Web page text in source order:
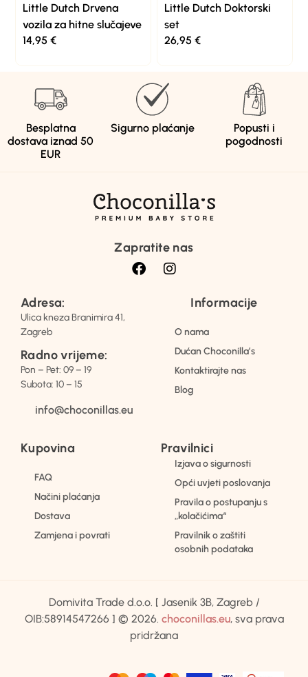
Little Dutch Drvena
vozila za hitne slučajeve
14,95€
Little Dutch Doktorski
set
26,95 €
Besplatna
dostava iznad 50
EUR
Sigurno plaćanje
Popusti i
pogodnosti
Zapratite nas
Adresa:
Ulica kneza Branimira 41,
Zagreb
Radno vrijeme:
Pon – Pet: 09 – 19
Subota: 10 – 15
info@choconillas.eu
Informacije
O nama
Dućan Choconilla’s
Kontaktirajte nas
Blog
Kupovina
FAQ
Načini plaćanja
Dostava
Zamjena i povrati
Pravilnici
Izjava o sigurnosti
Opći uvjeti poslovanja
Pravila o postupanju s
„kolačićima“
Pravilnik o zaštiti
osobnih podataka
Domivita Trade d.o.o. [ Jasenik 3B, Zagreb /
OIB:58914547266 ] © 2026. choconillas.eu, sva prava
pridržana